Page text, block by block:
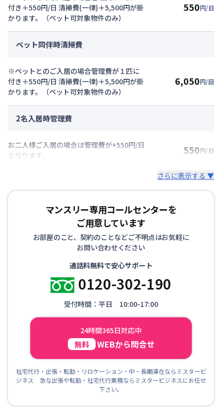
付き＋550円/日 清掃費(一律)＋5,500円が掛
かります。（ペット可対象物件のみ）
550円/日
ペット同伴時清掃費
※ペットとのご入居の場合管理費が１匹に
付き＋550円/日 清掃費(一律)＋5,500円が掛
かります。（ペット可対象物件のみ）
6,050円/回
2名入居時管理費
お二人様ご入居の場合は管理費が+550円/日
となります。
550円/日
さらに表示する ▼
マンスリー専用コールセンターを
ご用意しています
お部屋のこと、契約のことなどご不明点はお気軽に
お問い合わせください
通話料無料で安心サポート
0120-302-190
受付時間：平日 10:00-17:00
24時間365日対応中
無料 WEBから問合せ
社宅代行・出張・転勤・リロケーション・中・長期滞在ならミスタービ
ジネス 急な出張や転勤・社宅代行業務ならミスタービジネスにお任せ
下さい。